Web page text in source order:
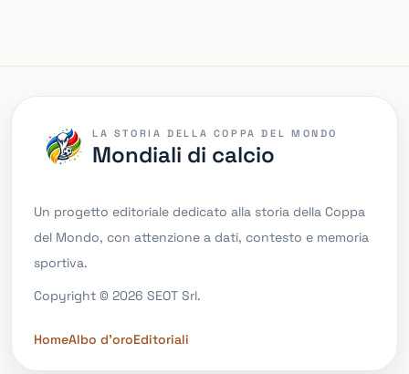
LA STORIA DELLA COPPA DEL MONDO
Mondiali di calcio
Un progetto editoriale dedicato alla storia della Coppa
del Mondo, con attenzione a dati, contesto e memoria
sportiva.
Copyright © 2026 SEOT Srl.
HomeAlbo d'oroEditoriali